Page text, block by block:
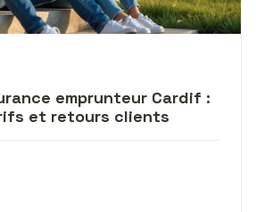
emprunteur Cardif :
et retours clients